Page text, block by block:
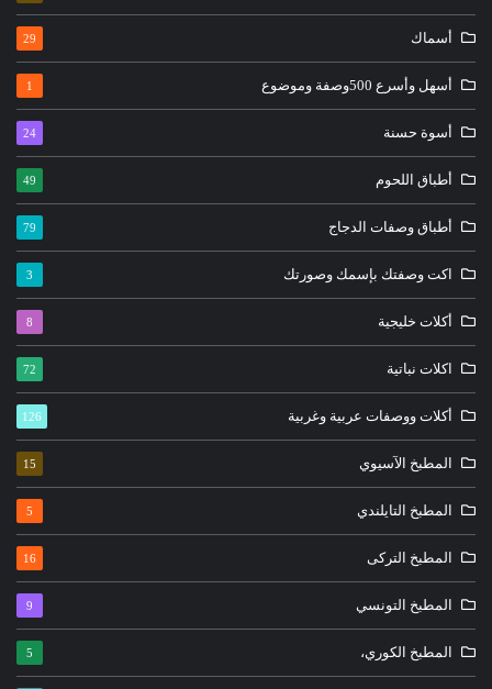
أسماك 29
أسهل وأسرع 500وصفة وموضوع 1
أسوة حسنة 24
أطباق اللحوم 49
أطباق وصفات الدجاج 79
اكت وصفتك بإسمك وصورتك 3
أكلات خليجية 8
اكلات نباتية 72
أكلات ووصفات عربية وغربية 126
المطبخ الآسيوي 15
المطبخ التايلندي 5
المطبخ التركى 16
المطبخ التونسي 9
المطبخ الكوري، 5